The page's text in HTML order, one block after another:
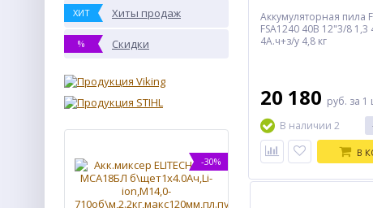
ХИТ Хиты продаж
% Скидки
-30%
Аккумуляторная пила
FSA1240 40В 12"3/8 1,3
4А.ч+з/у 4,8 кг
20 180 руб. за 1
В наличии 2
В